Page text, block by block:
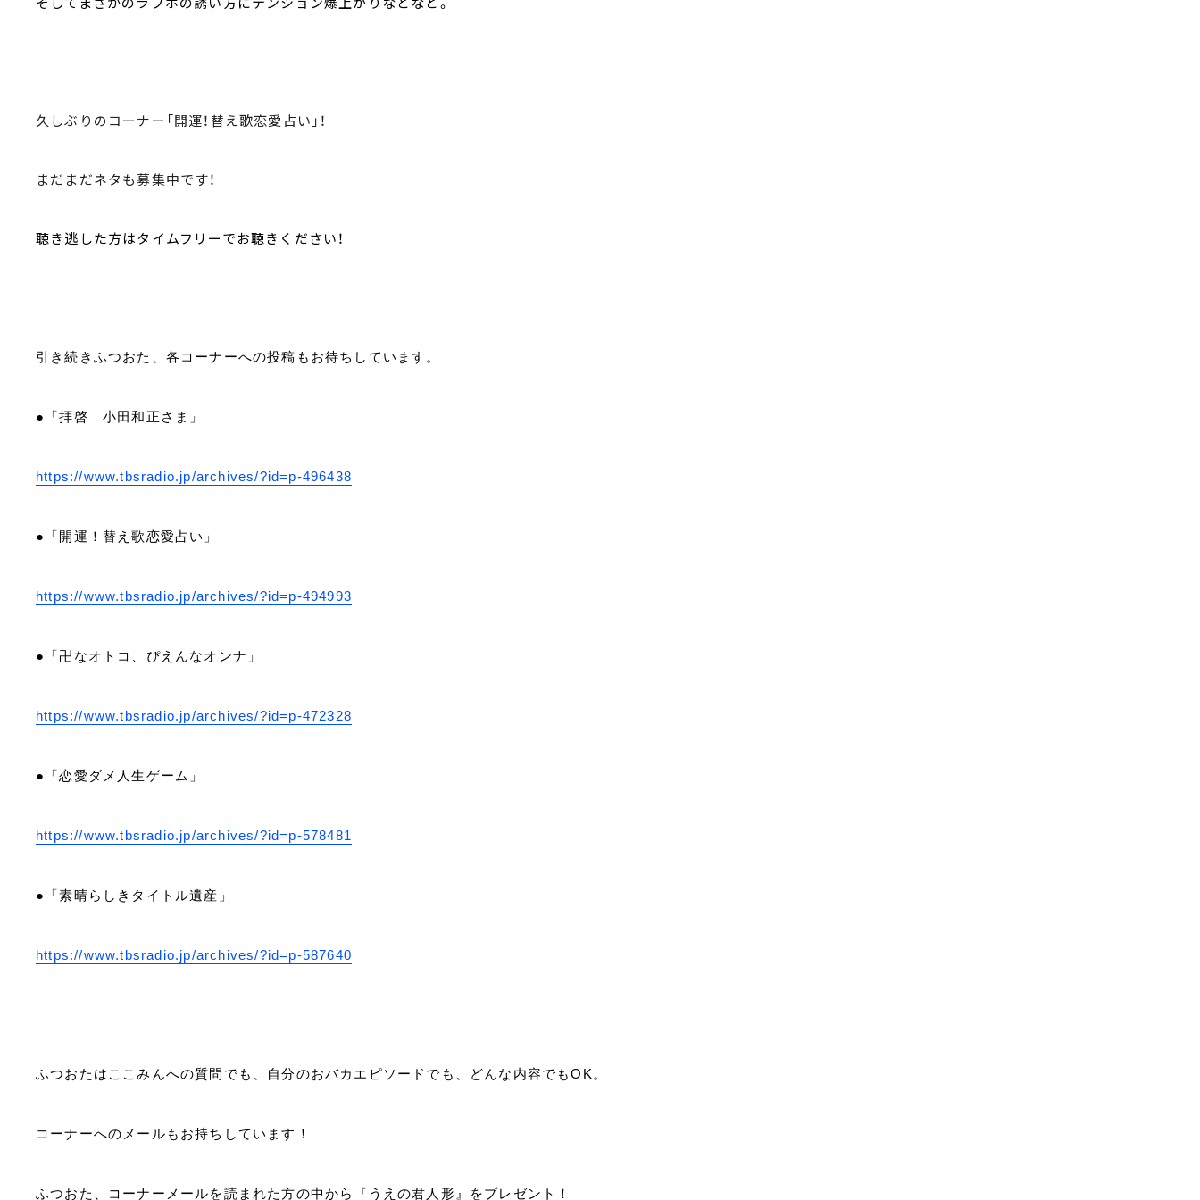
久しぶりのコーナー「開運！替え歌恋愛占い」！
まだまだネタも募集中です！
聴き逃した方はタイムフリーでお聴きください！
引き続きふつおた、各コーナーへの投稿もお待ちしています。
●「拝啓 小田和正さま」
https://www.tbsradio.jp/archives/?id=p-496438
●「開運！替え歌恋愛占い」
https://www.tbsradio.jp/archives/?id=p-494993
●「卍なオトコ、ぴえんなオンナ」
https://www.tbsradio.jp/archives/?id=p-472328
●「恋愛ダメ人生ゲーム」
https://www.tbsradio.jp/archives/?id=p-578481
●「素晴らしきタイトル遺産」
https://www.tbsradio.jp/archives/?id=p-587640
ふつおたはここみんへの質問でも、自分のおバカエピソードでも、どんな内容でもOK。
コーナーへのメールもお持ちしています！
ふつおた、コーナーメールを読まれた方の中から『うえの君人形』をプレゼント！